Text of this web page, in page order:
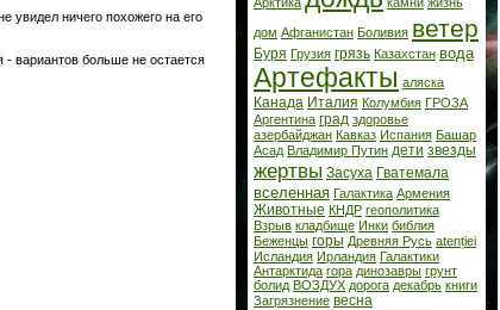
увидел ничего похожего на его
- вариантов больше не остается
дом Афганистан Боливия ветер
Буря Грузия грязь Казахстан вода
Артефакты аляска
Канада Италия Колумбия ГРОЗА
Аргентина град здоровье
азербайджан Кавказ Испания Башар
Асад Владимир Путин дети звезды
жертвы Засуха Гватемала
вселенная Галактика Армения
Животные КНДР геополитика
Взрыв кладбище Инки библия
Беженцы горы Древняя Русь atenției
Исландия Ирландия Галактики
Антарктида гора динозавры грунт
болид ВОЗДУХ дорога декабрь книги
Загрязнение весна